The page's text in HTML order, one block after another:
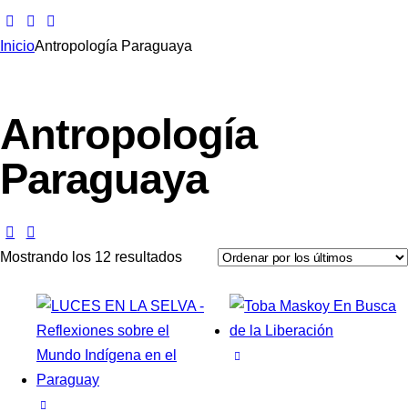
InicioAntropología Paraguaya
Antropología
Paraguaya
Mostrando los 12 resultados